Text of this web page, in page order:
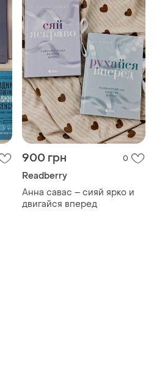
900 грн 0
Readberry
Анна савас – сияй ярко и
двигайся вперед